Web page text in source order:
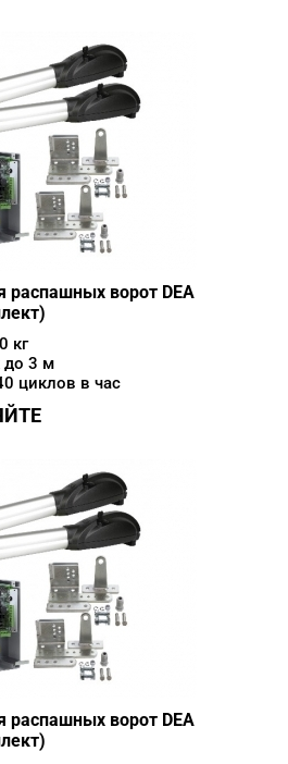
распашных ворот DEA
кг
до 3 м
циклов в час
распашных ворот DEA